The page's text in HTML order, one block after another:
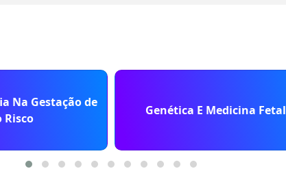
Na Gestação de
Risco
Genética E Medicina Fetal